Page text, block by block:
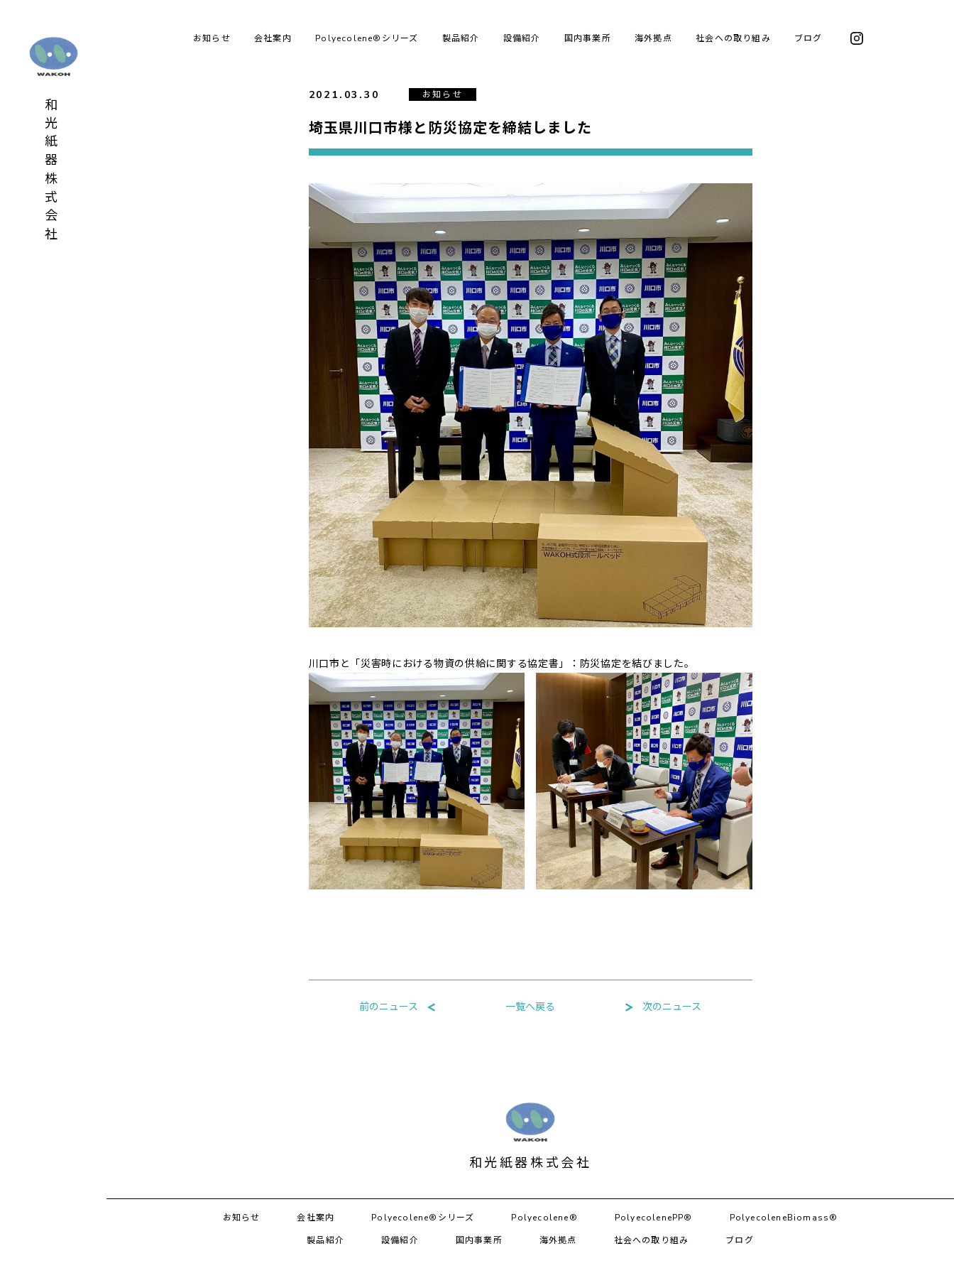
和光紙器株式会社
お知らせ 会社案内 Polyecolene®シリーズ 製品紹介 設備紹介 国内事業所 海外拠点 社会への取り組み ブログ
2021.03.30 お知らせ
埼玉県川口市様と防災協定を締結しました
川口市と「災害時における物資の供給に関する協定書」：防災協定を結びました。
前のニュース 一覧へ戻る 次のニュース
和光紙器株式会社
お知らせ 会社案内 Polyecolene®シリーズ Polyecolene®︎ PolyecolenePP®︎
PolyecoleneBiomass®
製品紹介
設備紹介 国内事業所 海外拠点 社会への取り組み ブログ